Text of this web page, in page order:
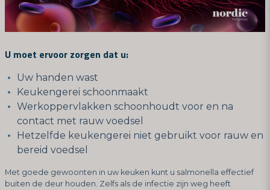
U moet ervoor zorgen dat u:
Uw handen wast
Keukengerei schoonmaakt
Werkoppervlakken schoonhoudt voor en na
contact met rauw voedsel
Hetzelfde keukengerei niet gebruikt voor rauw en
bereid voedsel
Met goede gewoonten in uw keuken kunt u salmonella effectief
buiten de deur houden. Zelfs als de infectie zijn weg heeft